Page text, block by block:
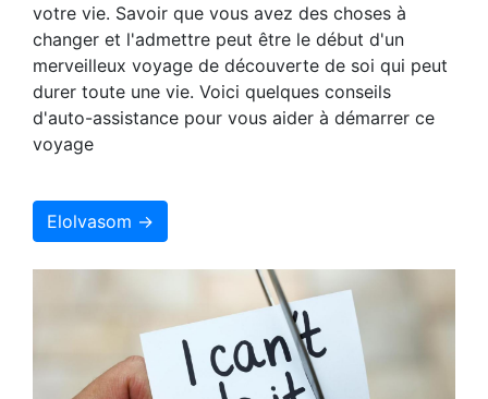
votre vie. Savoir que vous avez des choses à
changer et l'admettre peut être le début d'un
merveilleux voyage de découverte de soi qui peut
durer toute une vie. Voici quelques conseils
d'auto-assistance pour vous aider à démarrer ce
voyage
Elolvasom →